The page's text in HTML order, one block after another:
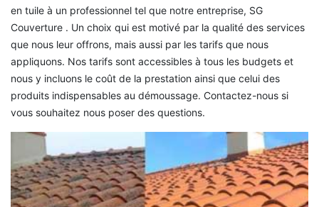
en tuile à un professionnel tel que notre entreprise, SG
Couverture . Un choix qui est motivé par la qualité des services
que nous leur offrons, mais aussi par les tarifs que nous
appliquons. Nos tarifs sont accessibles à tous les budgets et
nous y incluons le coût de la prestation ainsi que celui des
produits indispensables au démoussage. Contactez-nous si
vous souhaitez nous poser des questions.